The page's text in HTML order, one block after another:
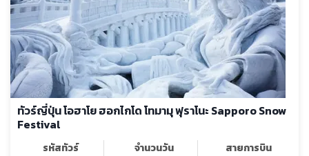
ทัวร์ญี่ปุ่น โอฮาโย ฮอกไกโด โทมามุ ฟุราโนะ Sapporo Snow
Festival
รหัสทัวร์
จำนวนวัน
สายการบิน